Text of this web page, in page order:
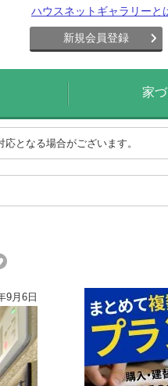
ハウスネットギャラリーと
新規会員登録
家
となる場合がございます。
9月6日